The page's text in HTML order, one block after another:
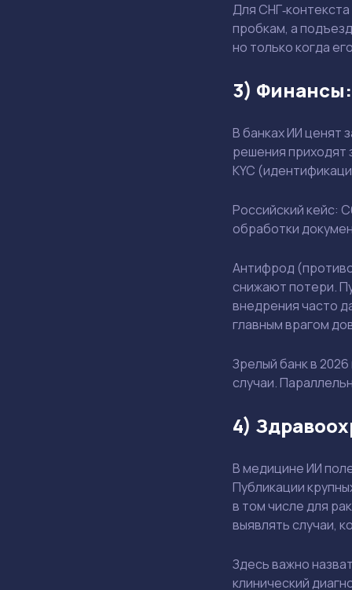
Для
пробкам, а
но только когда
3)
В банках ИИ ценят
решения приходят
KYC
Российский кейс:
обработки
Антифрод
снижают потери.​
внедрения часто
главным врагом
Зрелый банк в
случаи.
4)
В медицине ИИ
Публикации
в том числе для
выявлять случаи,
Здесь важно
клинический